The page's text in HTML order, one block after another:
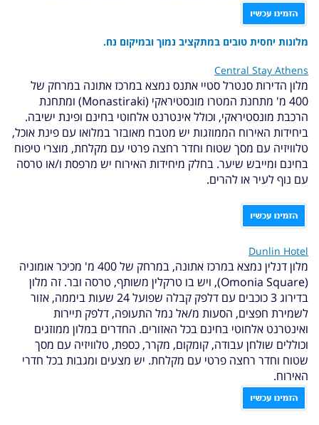
מלונות יחסית טובים במתקציב נמוך ובמיקום נח.
Central Stay Athens
מלון הדירות סנטרל סטיי אתנס נמצא במרכז אתונה במרחק של
400 מ' מתחנת המטרו מונסטיראקי (Monastiraki) ומתחנת
הרכבת מונסטיראקי, וכולל אינטרנט אלחוטי בחינם ופינת ישיבה.
ביחידות האירוח הממוזגות יש מטבח מאובזר במלואו עם פינת אוכל,
טלוויזיה עם מסך שטוח וחדר רחצה פרטי עם מקלחת, מוצרי טיפוח
בחינם ומייבש שיער. בחלק מיחידות האירוח יש מרפסת ו/או טרסה
עם נוף לעיר או להרים.
Dunlin Hotel
מלון דנלין נמצא במרכז אתונה, במרחק של 400 מ' מכיכר אומוניה
(Omonia Square), ויש בו טרקלין משותף, טרסה ובר. זה מלון
בדירוג 3 כוכבים עם דלפק קבלה שפועל 24 שעות ביממה, אזור
לשמירת חפצים, הסעות מ/אל נמל התעופה, דלפק תיירות
ואינטרנט אלחוטי בחינם בכל האזורים. החדרים במלון ממוזגים
וכוללים שולחן עבודה, קומקום, מקרר, כספת, טלוויזיה עם מסך
שטוח וחדר רחצה פרטי עם מקלחת. יש מצעים ומגבות בכל חדרי
האירוח.